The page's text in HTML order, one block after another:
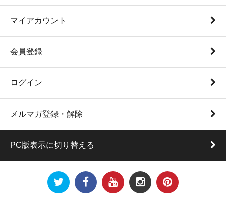
マイアカウント
会員登録
ログイン
メルマガ登録・解除
PC版表示に切り替える